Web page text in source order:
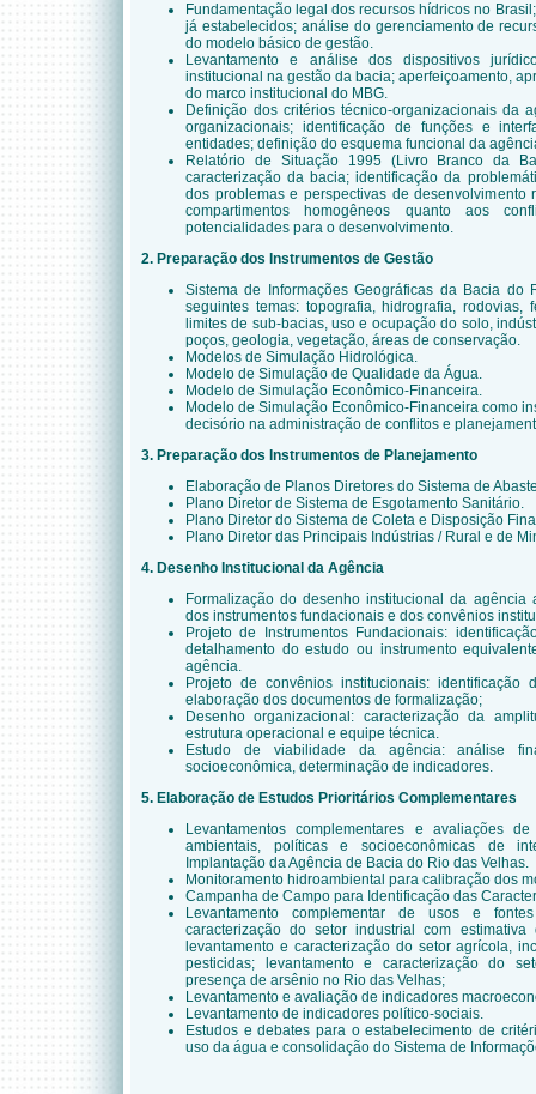
Fundamentação legal dos recursos hídricos no
já estabelecidos; análise do gerenciamento de
do modelo básico de gestão.
Levantamento e análise dos dispositivos
institucional na gestão da bacia; aperfeiçoamento,
do marco institucional do MBG.
Definição dos critérios técnico-organizacionais da
organizacionais; identificação de funções e
entidades; definição do esquema funcional da
Relatório de Situação 1995 (Livro Branco da
caracterização da bacia; identificação da
dos problemas e perspectivas de desenvolvimento
compartimentos homogêneos quanto aos
potencialidades para o desenvolvimento.
2. Preparação dos Instrumentos de Gestão
Sistema de Informações Geográficas da Bacia do
seguintes temas: topografia, hidrografia, rodovias,
limites de sub-bacias, uso e ocupação do solo,
poços, geologia, vegetação, áreas de conservação.
Modelos de Simulação Hidrológica.
Modelo de Simulação de Qualidade da Água.
Modelo de Simulação Econômico-Financeira.
Modelo de Simulação Econômico-Financeira como
decisório na administração de conflitos e
3. Preparação dos Instrumentos de Planejamento
Elaboração de Planos Diretores do Sistema de
Plano Diretor de Sistema de Esgotamento Sanitário.
Plano Diretor do Sistema de Coleta e Disposição
Plano Diretor das Principais Indústrias / Rural e de
4. Desenho Institucional da Agência
Formalização do desenho institucional da
dos instrumentos fundacionais e dos convênios
Projeto de Instrumentos Fundacionais:
detalhamento do estudo ou instrumento
agência.
Projeto de convênios institucionais: identificação
elaboração dos documentos de formalização;
Desenho organizacional: caracterização da
estrutura operacional e equipe técnica.
Estudo de viabilidade da agência: análise
socioeconômica, determinação de indicadores.
5. Elaboração de Estudos Prioritários Complementares
Levantamentos complementares e avaliações
ambientais, políticas e socioeconômicas de
Implantação da Agência de Bacia do Rio das Velhas.
Monitoramento hidroambiental para calibração dos
Campanha de Campo para Identificação das
Levantamento complementar de usos e
caracterização do setor industrial com
levantamento e caracterização do setor agrícola,
pesticidas; levantamento e caracterização do
presença de arsênio no Rio das Velhas;
Levantamento e avaliação de indicadores
Levantamento de indicadores político-sociais.
Estudos e debates para o estabelecimento de
uso da água e consolidação do Sistema de